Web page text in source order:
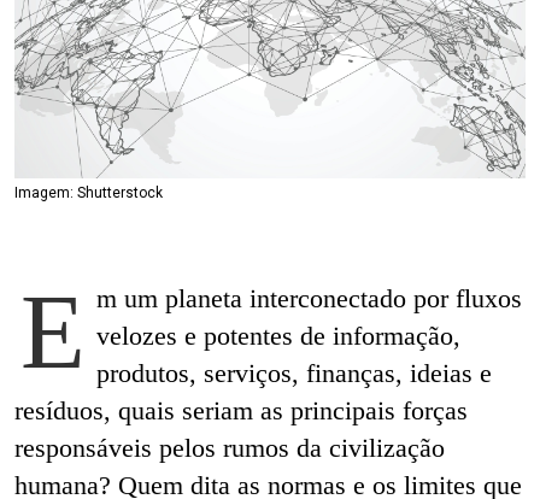
Imagem: Shutterstock
E m um planeta interconectado por fluxos
velozes e potentes de informação,
produtos, serviços, finanças, ideias e
resíduos, quais seriam as principais forças
responsáveis pelos rumos da civilização
humana? Quem dita as normas e os limites que